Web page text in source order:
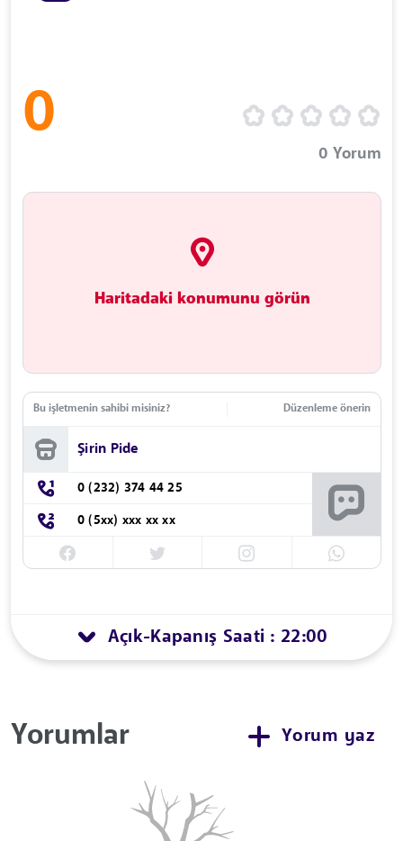
0
0 Yorum
Haritadaki konumunu görün
Bu işletmenin sahibi misiniz? Düzenleme önerin
Şirin Pide
0 (232) 374 44 25
0 (5xx) xxx xx xx
Açık-Kapanış Saati : 22:00
Yorumlar Yorum yaz